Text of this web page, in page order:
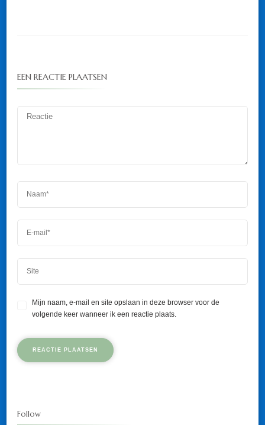
EEN REACTIE PLAATSEN
Mijn naam, e-mail en site opslaan in deze browser voor de
volgende keer wanneer ik een reactie plaats.
Follow